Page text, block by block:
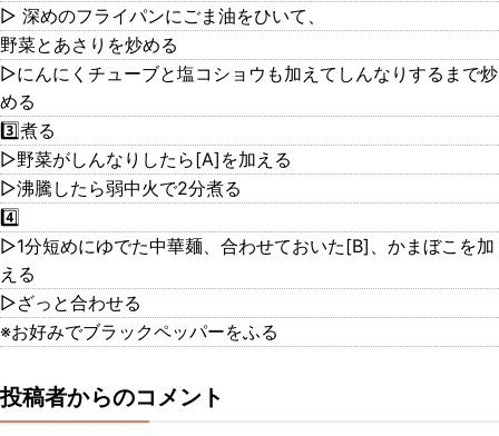
▷ 深めのフライパンにごま油をひいて、
野菜とあさりを炒める
▷にんにくチューブと塩コショウも加えてしんなりするまで炒
める
3️⃣煮る
▷野菜がしんなりしたら[A]を加える
▷沸騰したら弱中火で2分煮る
4️⃣
▷1分短めにゆでた中華麺、合わせておいた[B]、かまぼこを加
える
▷ざっと合わせる
※お好みでブラックペッパーをふる
投稿者からのコメント